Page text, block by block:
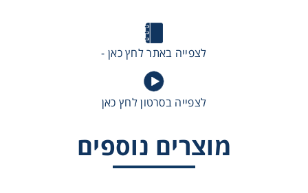
לצפייה באתר לחץ כאן -
לצפייה בסרטון לחץ כאן
מוצרים נוספים
תיק נשיאה מקצועי לשמיכות כיבוי אש VLITEX